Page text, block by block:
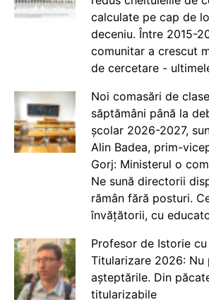
calculate pe cap de
deceniu. Între 2015-
comunitar a crescut
de cercetare -
Noi comasări de
săptămâni până la
școlar 2026-2027,
Alin Badea, prim-
Gorj: Ministerul o
Ne sună directorii
rămân fără posturi.
învățătorii, cu
Profesor de Istorie
Titularizare 2026: Nu
așteptările. Din
titularizabile